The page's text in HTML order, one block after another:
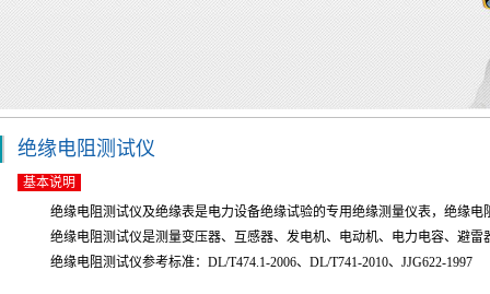
绝缘电阻测试仪
基本说明
绝缘电阻测试仪及绝缘表是电力设备绝缘试验的专用绝缘测量仪表，绝缘
绝缘电阻测试仪是测量变压器、互感器、发电机、电动机、电力电容、避雷
绝缘电阻测试仪参考标准：DL/T474.1-2006、DL/T741-2010、JJG622-1997